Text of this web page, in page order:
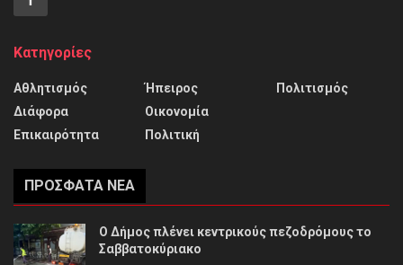
Κατηγορίες
Αθλητισμός
Διάφορα
Επικαιρότητα
Ήπειρος
Οικονομία
Πολιτική
Πολιτισμός
ΠΡΌΣΦΑΤΑ ΝΈΑ
Ο Δήμος πλένει κεντρικούς πεζοδρόμους το
Σαββατοκύριακο